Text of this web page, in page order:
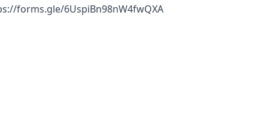
forms.gle/6UspiBn98nW4fwQXA